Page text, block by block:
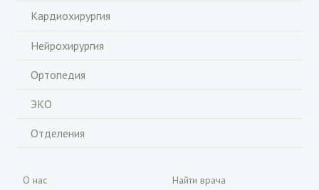
Кардиохирургия
Нейрохирургия
Ортопедия
ЭКО
Отделения
О нас Найти врача